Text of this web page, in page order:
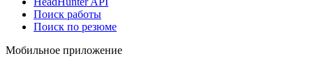
Поиск работы
Поиск по резюме
Мобильное приложение